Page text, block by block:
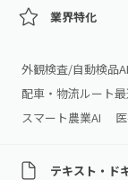
業界特化
外観検査/自動検品AI
配車・物流ルート
スマート農業AI
テキスト・ド